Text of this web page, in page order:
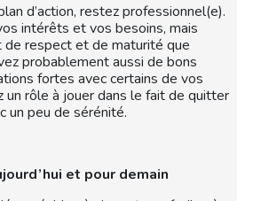
d’action, restez professionnel(e).
intérêts et vos besoins, mais
respect et de maturité que
probablement aussi de bons
fortes avec certains de vos
un rôle à jouer dans le fait de quitter
un peu de sérénité.
et pour demain